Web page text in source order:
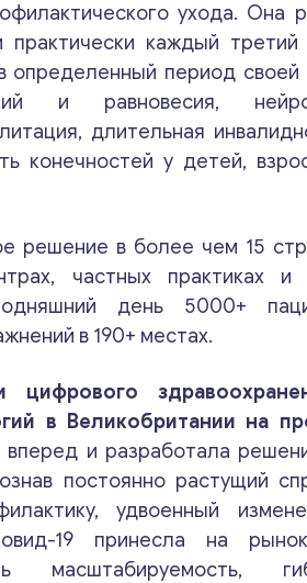
Email*
ухода. Она
каждый третий
определенный период своей
и равновесия,
длительная
конечностей у детей,
решение в более чем 15
частных практиках и
день 5000+
в 190+ местах.
цифрового
в Великобритании на
и разработала
постоянно растущий
удвоенный
19 принесла на
масштабируемость,